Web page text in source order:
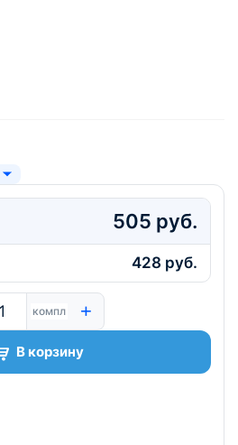
505 руб.
428 руб.
компл +
В корзину